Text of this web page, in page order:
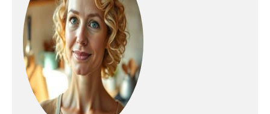
plaques chauffantes en
fonte et émail
Dimensions (Lxlxh) 37 x
32 x 50 cm - Poids 18 kg -
Dimensions d'envoi
(Lxlxh) 48 x 36 x 34 cm -
Poids d'expédition 19,35
kg